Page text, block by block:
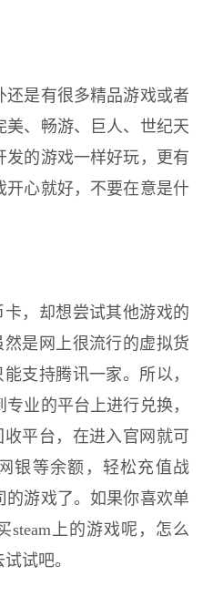
是有很多精品游戏或者
、畅游、巨人、世纪天
发的游戏一样好玩，更有
开心就好，不要在意是什
，却想尝试其他游戏的
是网上很流行的虚拟货
支持腾讯一家。所以，
业的平台上进行兑换，
平台，在进入官网就可
银等余额，轻松充值战
的游戏了。如果你喜欢单
steam上的游戏呢，怎么
试吧。